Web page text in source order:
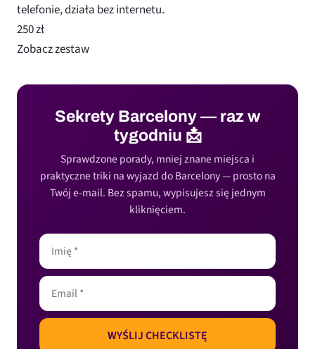
telefonie, działa bez internetu.
250 zł
Zobacz zestaw
Sekrety Barcelony — raz w
tygodniu 📩
Sprawdzone porady, mniej znane miejsca i
praktyczne triki na wyjazd do Barcelony — prosto na
Twój e-mail. Bez spamu, wypisujesz się jednym
kliknięciem.